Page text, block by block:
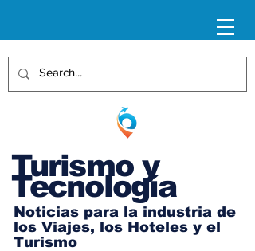
Turismo y
Tecnología
Noticias para la industria de
los Viajes, los Hoteles y el
Turismo